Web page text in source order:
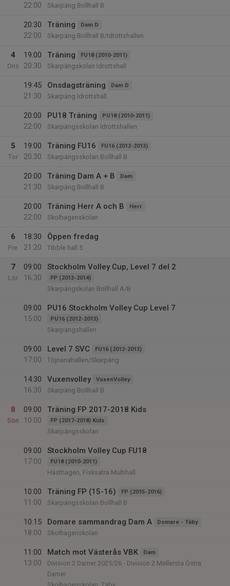
22:00
Skarpäng Bollhall B
20:30
22:00
Träning Dam D
Skarpäng Bollhall B/Idtottshallen
4
Ons
19:00
20:30
Träning FU18 (2010-2011)
Skarpängskolan Idrottshall
19:45
21:30
Onsdagsträning Dam D
Skarpäng Idrottshall
20:00
22:00
PU18 Träning PU18 (2010-2011)
Skarpängsskolan Idrottshallen
5
Tor
19:00
20:30
Träning FU16 FU16 (2012-2013)
Skarpängsskolan Bollhall B
20:00
21:30
Träning Dam A + B Dam
Skarpäng Bollhall B
20:00
22:00
Träning Herr A och B Herr
Skolhagenskolan
6
Fre
18:30
21:20
Öppen fredag
Tibble hall 5
7
Lör
09:00
16:30
Stockholm Volley Cup, Level 7 del 2
FP (2013-2014)
Skarpängskolan Bollhall A/B
09:00
15:00
PU16 Stockholm Volley Cup Level 7
PU16 (2012-2013)
Skarpängshallen
09:00
17:00
Level 7 SVC FU16 (2012-2013)
Töjnanahallen/Skarpäng
14:30
16:30
Vuxenvolley VuxenVolley
Skarpäng Bollhall B
8
Sön
09:00
10:00
Träning FP 2017-2018 Kids
FP (2017-2018) Kids
Skarpängsskolan
09:00
17:00
Stockholm Volley Cup FU18
FU18 (2010-2011)
Hästhagen, Fisksätra Multihall
10:00
11:00
Träning FP (15-16) FP (2015-2016)
Skarpängsskolan Bollhall B
10:15
18:00
Domare sammandrag Dam A Domare - Täby
Skolhagenskolan
11:00
13:00
Match mot Västerås VBK Dam
Division 2 Damer 2025/26 - Division 2 Mellersta Östra
Damer